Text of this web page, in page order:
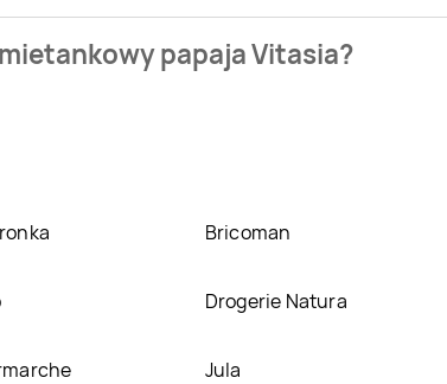
. Jogurt śmietankowy papaja Vitasia kosztuje
papaja Vitasia?
Bricoman
Drogerie Natura
Jula